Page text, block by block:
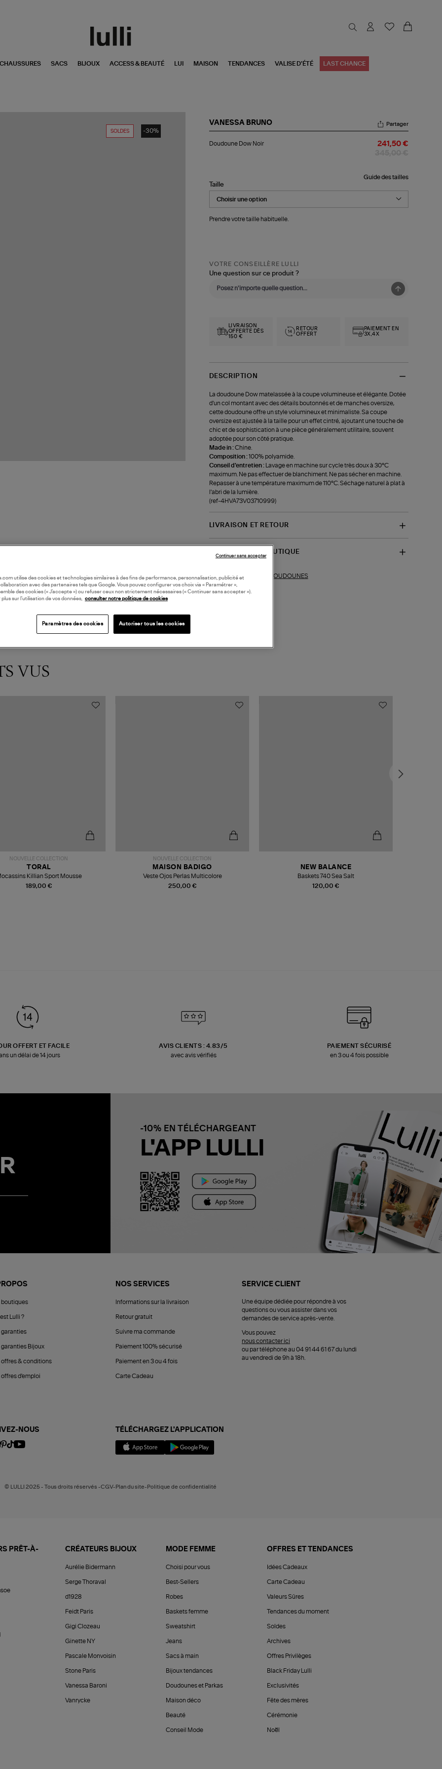
CHAUSSURES SACS BIJOUX ACCESS & BEAUTÉ LUI MAISON TENDANCES VALISE D'ÉTÉ LAST CHANCE
SOLDES -30%
VANESSA BRUNO
Dow
Partager
Doudoune Dow Noir 241,50 €
Guide des tailles
Taille
Prendre votre taille habituelle.
VOTRE CONSEILLÈRE LULLI
Une question sur ce produit ?
LIVRAISON
OFFERTE DÈS
150 €
RETOUR
OFFERT
PAIEMENT EN
3X,4X
DESCRIPTION
La doudoune Dow matelassée à la coupe volumineuse et élégante. Dotée
d'un col montant avec des détails boutonnés et de manches oversize,
cette doudoune offre un style volumineux et minimaliste. Sa coupe
oversize est ajustée à la taille pour un effet cintré, ajoutant une touche de
chic et de sophistication à une pièce généralement utilitaire, souvent
adoptée pour son côté pratique.
Made in :Chine.
Composition :100% polyamide.
Conseil d'entretien :
Lavage en machine sur cycle très doux à 30°C
maximum. Ne pas effectuer de blanchiment. Ne pas sécher en machine.
Repasser à une température maximum de 110°C. Séchage naturel à plat à
l'abri de la lumière.
(ref-4HVA73V03710999)
LIVRAISON ET RETOUR
DISPONIBILITÉ BOUTIQUE
Collections similaires : DOUDOUNES
VUS
NOUVELLE COLLECTION
189,00 €
TORAL
Killian Sport Mousse
NOUVELLE COLLECTION
250,00 €
MAISON BADIGO
Veste Ojos Perlas Multicolore
120,00 €
NEW BALANCE
Baskets 740 Sea Salt
OFFERT ET FACILE
un délai de 14 jours
AVIS CLIENTS : 4.83/5
avec avis vérifiés
PAIEMENT SÉCURISÉ
en 3 ou 4 fois possible
-10% EN TÉLÉCHARGEANT
L'APP LULLI
boutiques
Lulli ?
garanties
garanties Bijoux
offres & conditions
offres d'emploi
NOS SERVICES
Informations sur la livraison
Retour gratuit
Suivre ma commande
Paiement 100% sécurisé
Paiement en 3 ou 4 fois
Carte Cadeau
SERVICE CLIENT
Une équipe dédiée pour répondre à vos
questions ou vous assister dans vos
demandes de service après-vente.
Vous pouvez
nous contacter ici
ou par téléphone au 04 91 44 61 67 du lundi
au vendredi de 9h à 18h.
NOUS TÉLÉCHARGEZ L'APPLICATION
© LULLI 2025 - Tous droits réservés -CGV-Plan du site-Politique de confidentialité
PRÊT-À-
CRÉATEURS BIJOUX
Aurélie Bidermann
Serge Thoraval
d1928
Feidt Paris
Gigi Clozeau
Ginette NY
Pascale Monvoisin
Stone Paris
Vanessa Baroni
Vanrycke
MODE FEMME
Choisi pour vous
Best-Sellers
Robes
Baskets femme
Sweatshirt
Jeans
Sacs à main
Bijoux tendances
Doudounes et Parkas
Maison déco
Beauté
Conseil Mode
OFFRES ET TENDANCES
Idées Cadeaux
Carte Cadeau
Valeurs Sûres
Tendances du moment
Soldes
Archives
Offres Privilèges
Black Friday Lulli
Exclusivités
Fête des mères
Cérémonie
Noël
utilise des cookies et technologies similaires à des fins de performance, personnalisation, publicité et
avec des partenaires tels que Google. Vous pouvez configurer vos choix via « Paramétrer »,
des cookies (« J’accepte ») ou refuser ceux non strictement nécessaires (« Continuer sans accepter »).
plus sur l’utilisation de vos données, consulter notre politique de cookies
Paramètres des cookies Autoriser tous les cookies
Continuer sans accepter